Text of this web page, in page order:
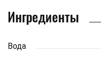
Ингредиенты
Вода